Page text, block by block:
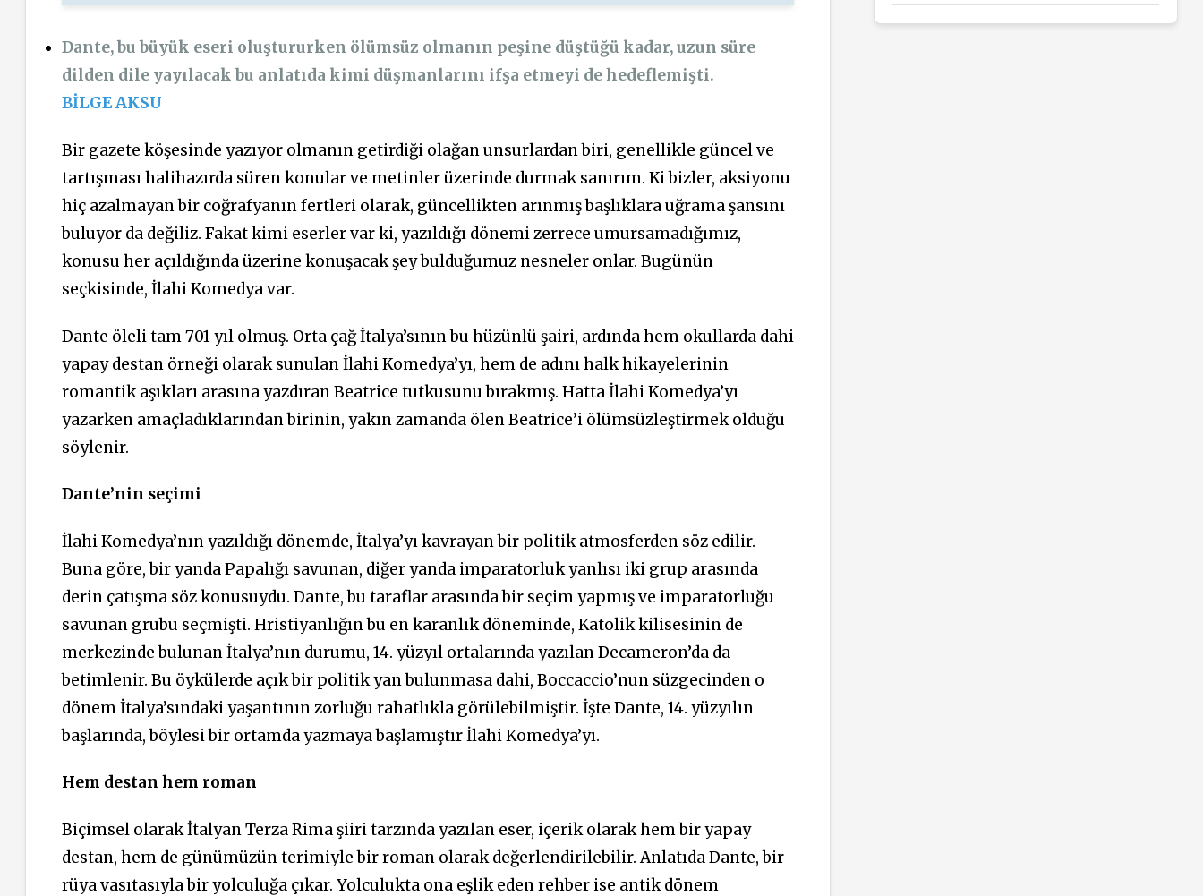
Dante, bu büyük eseri oluştururken ölümsüz olmanın peşine düştüğü kadar, uzun süre
dilden dile yayılacak bu anlatıda kimi düşmanlarını ifşa etmeyi de hedeflemişti.
BİLGE AKSU
Bir gazete köşesinde yazıyor olmanın getirdiği olağan unsurlardan biri, genellikle güncel ve
tartışması halihazırda süren konular ve metinler üzerinde durmak sanırım. Ki bizler, aksiyonu
hiç azalmayan bir coğrafyanın fertleri olarak, güncellikten arınmış başlıklara uğrama şansını
buluyor da değiliz. Fakat kimi eserler var ki, yazıldığı dönemi zerrece umursamadığımız,
konusu her açıldığında üzerine konuşacak şey bulduğumuz nesneler onlar. Bugünün
seçkisinde, İlahi Komedya var.
Dante öleli tam 701 yıl olmuş. Orta çağ İtalya’sının bu hüzünlü şairi, ardında hem okullarda dahi
yapay destan örneği olarak sunulan İlahi Komedya’yı, hem de adını halk hikayelerinin
romantik aşıkları arasına yazdıran Beatrice tutkusunu bırakmış. Hatta İlahi Komedya’yı
yazarken amaçladıklarından birinin, yakın zamanda ölen Beatrice’i ölümsüzleştirmek olduğu
söylenir.
Dante’nin seçimi
İlahi Komedya’nın yazıldığı dönemde, İtalya’yı kavrayan bir politik atmosferden söz edilir.
Buna göre, bir yanda Papalığı savunan, diğer yanda imparatorluk yanlısı iki grup arasında
derin çatışma söz konusuydu. Dante, bu taraflar arasında bir seçim yapmış ve imparatorluğu
savunan grubu seçmişti. Hristiyanlığın bu en karanlık döneminde, Katolik kilisesinin de
merkezinde bulunan İtalya’nın durumu, 14. yüzyıl ortalarında yazılan Decameron’da da
betimlenir. Bu öykülerde açık bir politik yan bulunmasa dahi, Boccaccio’nun süzgecinden o
dönem İtalya’sındaki yaşantının zorluğu rahatlıkla görülebilmiştir. İşte Dante, 14. yüzyılın
başlarında, böylesi bir ortamda yazmaya başlamıştır İlahi Komedya’yı.
Hem destan hem roman
Biçimsel olarak İtalyan Terza Rima şiiri tarzında yazılan eser, içerik olarak hem bir yapay
destan, hem de günümüzün terimiyle bir roman olarak değerlendirilebilir. Anlatıda Dante, bir
rüya vasıtasıyla bir yolculuğa çıkar. Yolculukta ona eşlik eden rehber ise antik dönem